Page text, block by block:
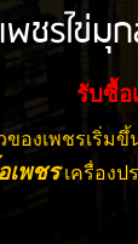
ชรไข่มุ
รับซื้อ
องเพชรเริ่
เพชรเครื่องป